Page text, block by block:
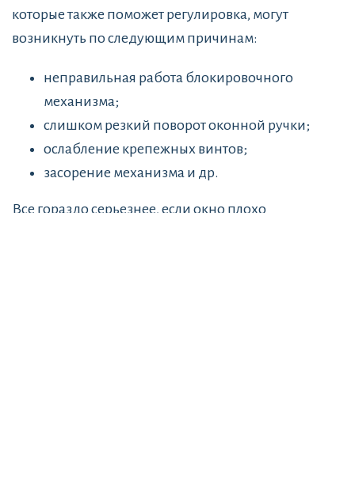
которые также поможет регулировка, могут
возникнуть по следующим причинам:
неправильная работа блокировочного
механизма;
слишком резкий поворот оконной ручки;
ослабление крепежных винтов;
засорение механизма и др.
Все гораздо серьезнее, если окно плохо